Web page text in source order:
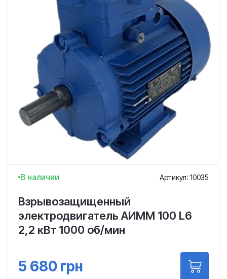
В наличии Артикул: 10035
Взрывозащищенный
электродвигатель АИММ 100 L6
2,2 кВт 1000 об/мин
5 680 грн